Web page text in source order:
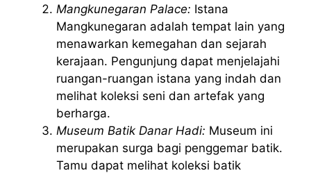
Mangkunegaran Palace: Istana
Mangkunegaran adalah tempat lain yang
menawarkan kemegahan dan sejarah
kerajaan. Pengunjung dapat menjelajahi
ruangan-ruangan istana yang indah dan
melihat koleksi seni dan artefak yang
berharga.
Museum Batik Danar Hadi: Museum ini
merupakan surga bagi penggemar batik.
Tamu dapat melihat koleksi batik